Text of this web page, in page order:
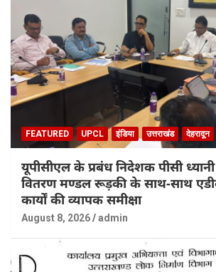
FEATURED UPCL इंडिया उत्तराखंड देहरादून
यूपीसीएल के प्रबंध निदेशक पीसी
वितरण मण्डल रूड़की के साथ-साथ
कार्यों की व्यापक समीक्षा
August 8, 2026 admin